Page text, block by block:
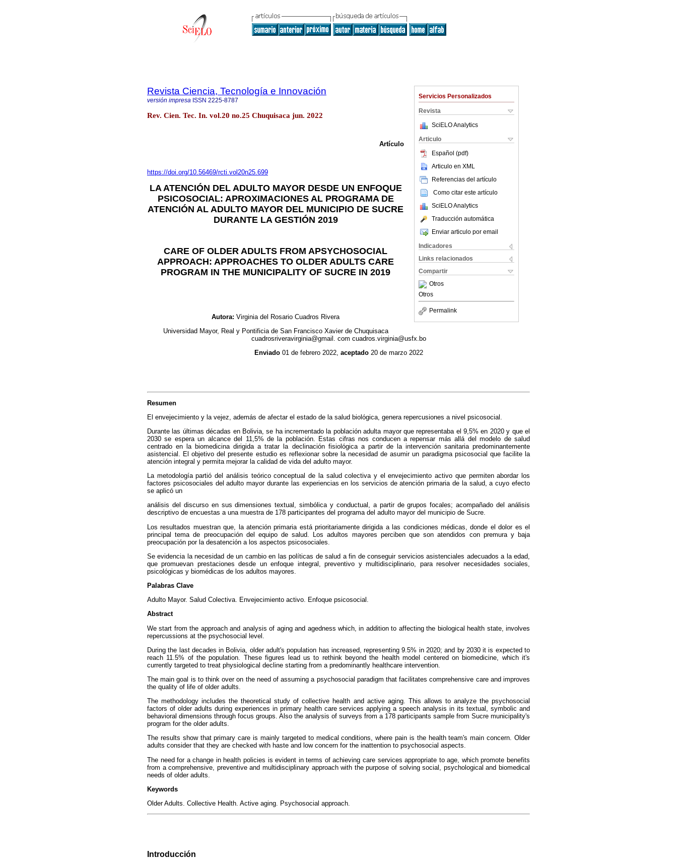
Servicios Personalizados
Revista
SciELO Analytics
Articulo
Español (pdf)
Articulo en XML
Referencias del artículo
Como citar este artículo
SciELO Analytics
Traducción automática
Enviar articulo por email
Indicadores
Links relacionados
Compartir
Otros
Otros
Permalink
Revista Ciencia, Tecnología e Innovación
versión impresa ISSN 2225-8787
Rev. Cien. Tec. In. vol.20 no.25 Chuquisaca jun. 2022
Artículo
https://doi.org/10.56469/rcti.vol20n25.699
LA ATENCIÓN DEL ADULTO MAYOR DESDE UN ENFOQUE
PSICOSOCIAL: APROXIMACIONES AL PROGRAMA DE
ATENCIÓN AL ADULTO MAYOR DEL MUNICIPIO DE SUCRE
DURANTE LA GESTIÓN 2019
CARE OF OLDER ADULTS FROM APSYCHOSOCIAL
APPROACH: APPROACHES TO OLDER ADULTS CARE
PROGRAM IN THE MUNICIPALITY OF SUCRE IN 2019
Autora: Virginia del Rosario Cuadros Rivera
Universidad Mayor, Real y Pontificia de San Francisco Xavier de Chuquisaca
cuadrosriveravirginia@gmail. com cuadros.virginia@usfx.bo
Enviado01 de febrero 2022, aceptado20 de marzo 2022
Resumen
El envejecimiento y la vejez, además de afectar el estado de la salud biológica, genera repercusiones a nivel psicosocial.
Durante las últimas décadas en Bolivia, se ha incrementado la población adulta mayor que representaba el 9,5% en 2020 y que el
2030 se espera un alcance del 11,5% de la población. Estas cifras nos conducen a repensar más allá del modelo de salud
centrado en la biomedicina dirigida a tratar la declinación fisiológica a partir de la intervención sanitaria predominantemente
asistencial. El objetivo del presente estudio es reflexionar sobre la necesidad de asumir un paradigma psicosocial que facilite la
atención integral y permita mejorar la calidad de vida del adulto mayor.
La metodología partió del análisis teórico conceptual de la salud colectiva y el envejecimiento activo que permiten abordar los
factores psicosociales del adulto mayor durante las experiencias en los servicios de atención primaria de la salud, a cuyo efecto
se aplicó un
análisis del discurso en sus dimensiones textual, simbólica y conductual, a partir de grupos focales; acompañado del análisis
descriptivo de encuestas a una muestra de 178 participantes del programa del adulto mayor del municipio de Sucre.
Los resultados muestran que, la atención primaria está prioritariamente dirigida a las condiciones médicas, donde el dolor es el
principal tema de preocupación del equipo de salud. Los adultos mayores perciben que son atendidos con premura y baja
preocupación por la desatención a los aspectos psicosociales.
Se evidencia la necesidad de un cambio en las políticas de salud a fin de conseguir servicios asistenciales adecuados a la edad,
que promuevan prestaciones desde un enfoque integral, preventivo y multidisciplinario, para resolver necesidades sociales,
psicológicas y biomédicas de los adultos mayores.
Palabras Clave
Adulto Mayor. Salud Colectiva. Envejecimiento activo. Enfoque psicosocial.
Abstract
We start from the approach and analysis of aging and agedness which, in addition to affecting the biological health state, involves
repercussions at the psychosocial level.
During the last decades in Bolivia, older adult's population has increased, representing 9.5% in 2020; and by 2030 it is expected to
reach 11.5% of the population. These figures lead us to rethink beyond the health model centered on biomedicine, which it's
currently targeted to treat physiological decline starting from a predominantly healthcare intervention.
The main goal is to think over on the need of assuming a psychosocial paradigm that facilitates comprehensive care and improves
the quality of life of older adults.
The methodology includes the theoretical study of collective health and active aging. This allows to analyze the psychosocial
factors of older adults during experiences in primary health care services applying a speech analysis in its textual, symbolic and
behavioral dimensions through focus groups. Also the analysis of surveys from a 178 participants sample from Sucre municipality's
program for the older adults.
The results show that primary care is mainly targeted to medical conditions, where pain is the health team's main concern. Older
adults consider that they are checked with haste and low concern for the inattention to psychosocial aspects.
The need for a change in health policies is evident in terms of achieving care services appropriate to age, which promote benefits
from a comprehensive, preventive and multidisciplinary approach with the purpose of solving social, psychological and biomedical
needs of older adults.
Keywords
Older Adults. Collective Health. Active aging. Psychosocial approach.
Introducción